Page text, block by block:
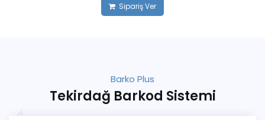
Sipariş Ver
Barko Plus
Tekirdağ Barkod Sistemi